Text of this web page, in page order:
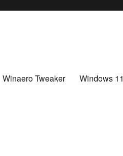
Winaero Tweaker Windows 11